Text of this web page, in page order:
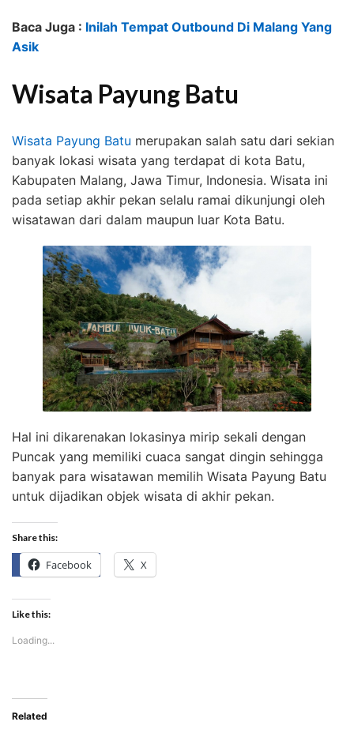
Baca Juga : Inilah Tempat Outbound Di Malang Yang
Asik
Wisata Payung Batu
Wisata Payung Batu merupakan salah satu dari sekian
banyak lokasi wisata yang terdapat di kota Batu,
Kabupaten Malang, Jawa Timur, Indonesia. Wisata ini
pada setiap akhir pekan selalu ramai dikunjungi oleh
wisatawan dari dalam maupun luar Kota Batu.
Hal ini dikarenakan lokasinya mirip sekali dengan
Puncak yang memiliki cuaca sangat dingin sehingga
banyak para wisatawan memilih Wisata Payung Batu
untuk dijadikan objek wisata di akhir pekan.
Share this:
Facebook X
Like this:
Loading...
Related